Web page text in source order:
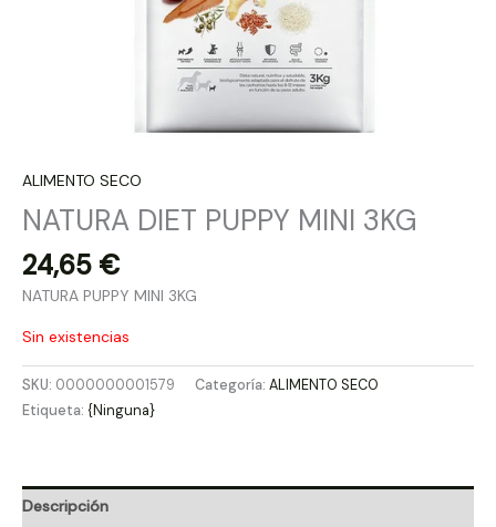
ALIMENTO SECO
NATURA DIET PUPPY MINI 3KG
24,65 €
NATURA PUPPY MINI 3KG
Sin existencias
SKU: 0000000001579 Categoría: ALIMENTO SECO
Etiqueta: {Ninguna}
Descripción